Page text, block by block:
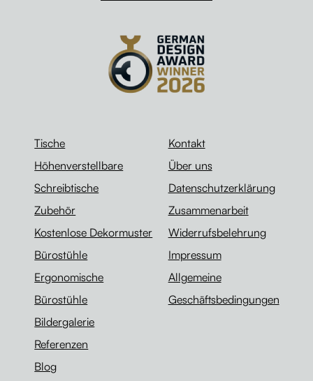
Tische
Höhenverstellbare
Schreibtische
Zubehör
Kostenlose Dekormuster
Bürostühle
Ergonomische
Bürostühle
Bildergalerie
Referenzen
Blog
Kontakt
Über uns
Datenschutzerklärung
Zusammenarbeit
Widerrufsbelehrung
Impressum
Allgemeine
Geschäftsbedingungen